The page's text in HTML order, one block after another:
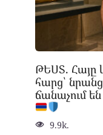
ԹԵՍՏ. Հայը
հարց՝
ճանաչում են
9.9k.